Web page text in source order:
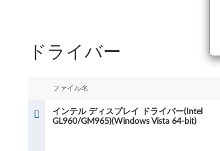
テ
デ
ドライバー
ファイル名
インテル ディスプレイ ドライバー(Intel
GL960/GM965)(Windows Vista 64-bit)